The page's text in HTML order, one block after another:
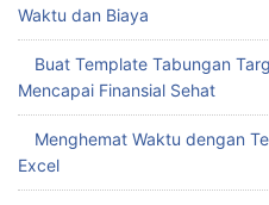
Waktu dan Biaya
Buat Template Tabungan
Mencapai Finansial Sehat
Menghemat Waktu dengan
Excel